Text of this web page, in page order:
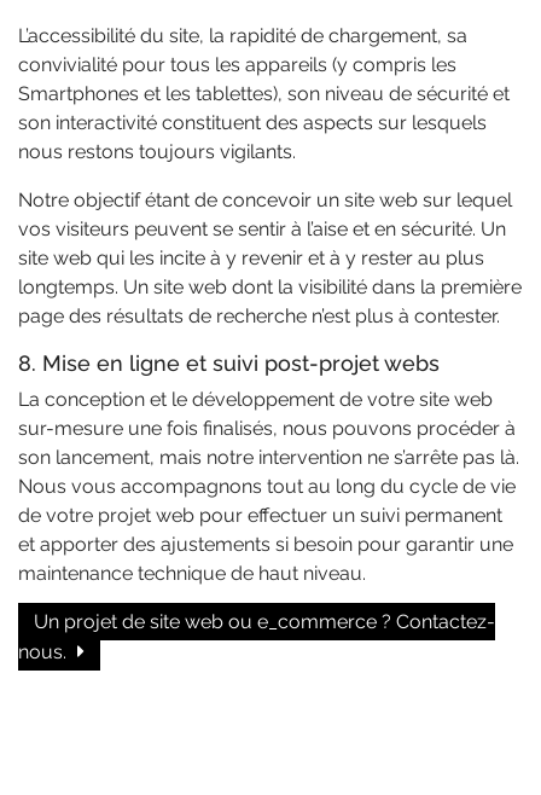
L’accessibilité du site, la rapidité de chargement, sa
convivialité pour tous les appareils (y compris les
Smartphones et les tablettes), son niveau de sécurité et
son interactivité constituent des aspects sur lesquels
nous restons toujours vigilants.
Notre objectif étant de concevoir un site web sur lequel
vos visiteurs peuvent se sentir à l’aise et en sécurité. Un
site web qui les incite à y revenir et à y rester au plus
longtemps. Un site web dont la visibilité dans la première
page des résultats de recherche n’est plus à contester.
8. Mise en ligne et suivi post-projet webs
La conception et le développement de votre site web
sur-mesure une fois finalisés, nous pouvons procéder à
son lancement, mais notre intervention ne s’arrête pas là.
Nous vous accompagnons tout au long du cycle de vie
de votre projet web pour effectuer un suivi permanent
et apporter des ajustements si besoin pour garantir une
maintenance technique de haut niveau.
Un projet de site web ou e_commerce ? Contactez-
nous.